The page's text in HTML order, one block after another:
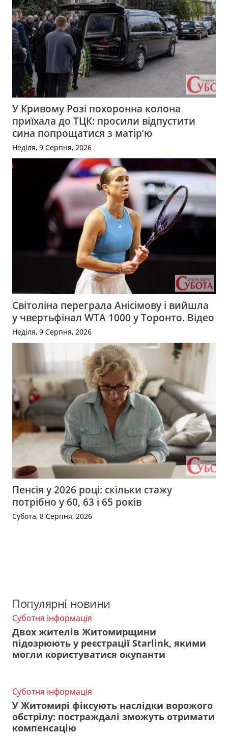
У Кривому Розі похоронна колона
приїхала до ТЦК: просили відпустити
сина попрощатися з матір’ю
Неділя, 9 Серпня, 2026
Світоліна переграла Анісімову і вийшла
у чвертьфінал WTA 1000 у Торонто. Відео
Неділя, 9 Серпня, 2026
Пенсія у 2026 році: скільки стажу
потрібно у 60, 63 і 65 років
Субота, 8 Серпня, 2026
Популярні новини
Суботня інформація
Двох жителів Житомирщини
підозрюють у реєстрації Starlink, якими
могли користуватися окупанти
Суботня інформація
У Житомирі фіксують наслідки ворожого
обстрілу: постраждалі зможуть отримати
компенсацію